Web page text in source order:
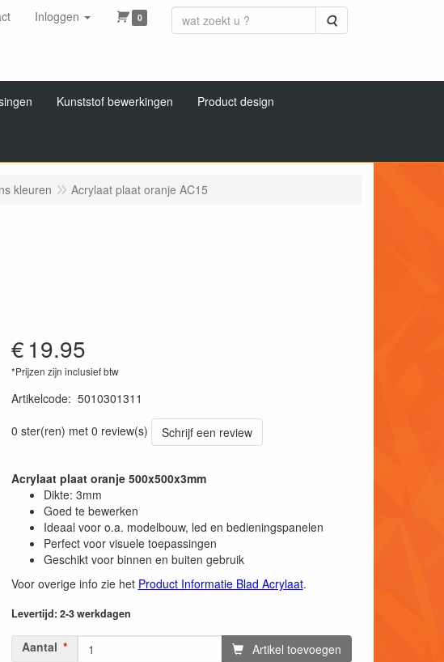
Inloggen 0 Zoeken
Kunststof bewerkingen Product design
kleuren Acrylaat plaat oranje AC15
€19.95
*Prijzen zijn inclusief btw
Artikelcode: 5010301311
0 ster(ren) met 0 review(s)
Schrijf een review
Acrylaat plaat oranje 500x500x3mm
Dikte: 3mm
Goed te bewerken
Ideaal voor o.a. modelbouw, led en bedieningspanelen
Perfect voor visuele toepassingen
Geschikt voor binnen en buiten gebruik
Voor overige info zie het Product Informatie Blad Acrylaat.
Levertijd: 2-3 werkdagen
Aantal Artikel toevoegen